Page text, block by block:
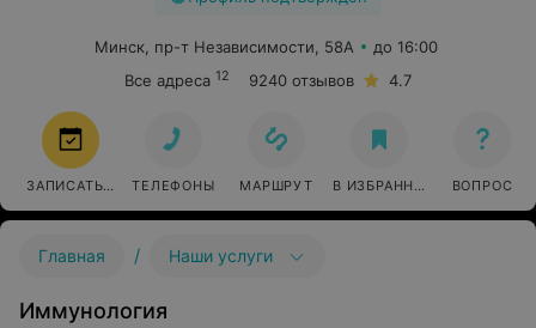
Минск, пр-т Независимости, 58А
до 16:00
Все адреса 12 9240 отзывов 4.7
ЗАПИСАТЬСЯ ТЕЛЕФОНЫ МАРШРУТ В ИЗБРАННОЕ ВОПРОС
Главная / Наши услуги
Иммунология